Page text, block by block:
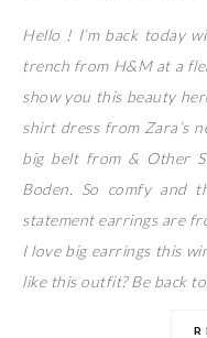
Hello ! I’m back today
trench from H&M at a
show you this beauty
shirt dress from Zara’s
big belt from & Other
Boden. So comfy and
statement earrings are
I love big earrings this
like this outfit? Be back